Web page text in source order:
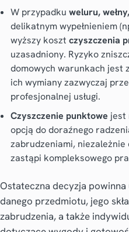
W przypadku weluru,
delikatnym wypełnieniem
wyższy koszt czyszczenia
uzasadniony. Ryzyko
domowych warunkach jest
ich wymiany zazwyczaj
profesjonalnej usługi.
Czyszczenie punktowe jest
opcją do doraźnego
zabrudzeniami, niezależnie
zastąpi kompleksowego
Ostateczna decyzja
danego przedmiotu, jego
zabrudzenia, a także